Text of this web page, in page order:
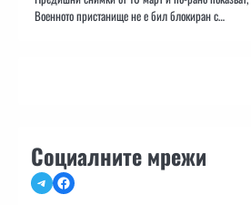
Военното пристанище не е бил блокиран с…
Социалните мрежи
TelegramFacebook